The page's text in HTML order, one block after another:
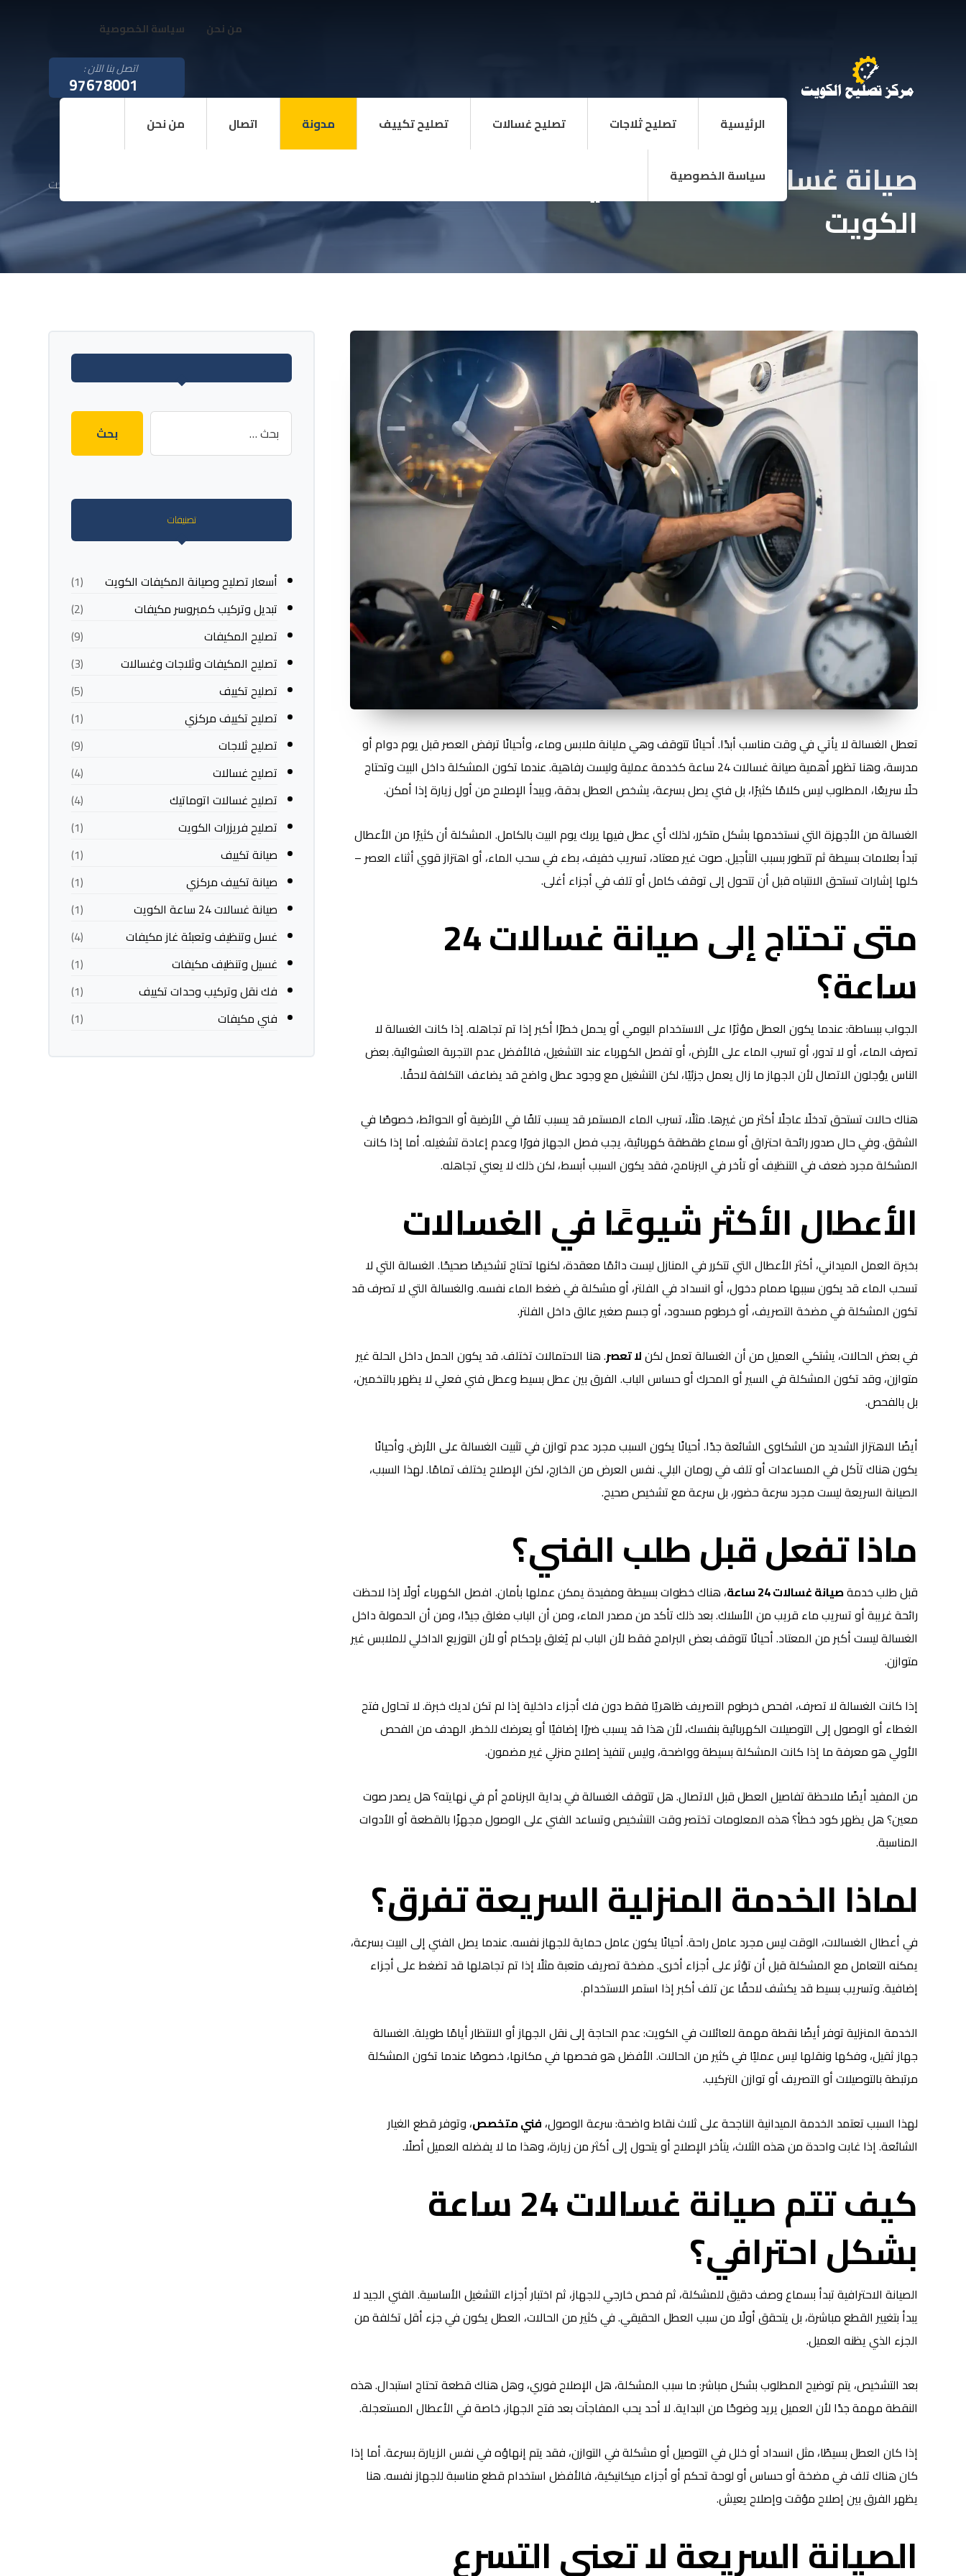
من نحن سياسة الخصوصية
اتصل بنا الآن :
97678001
الرئيسية تصليح ثلاجات تصليح غسالات تصليح تكييف مدونة اتصال من نحن
سياسة الخصوصيةصيانة غسالات 24 ساعة في
الكويت
تعطل الغسالة لا يأتي في وقت مناسب أبدًا. أحيانًا تتوقف وهي مليانة ملابس وماء، وأحيانًا ترفض العصر قبل يوم دوام أو
مدرسة، وهنا تظهر أهمية صيانة غسالات 24 ساعة كخدمة عملية وليست رفاهية. عندما تكون المشكلة داخل البيت وتحتاج
حلًا سريعًا، المطلوب ليس كلامًا كثيرًا، بل فني يصل بسرعة، يشخص العطل بدقة، ويبدأ الإصلاح من أول زيارة إذا أمكن.
الغسالة من الأجهزة التي نستخدمها بشكل متكرر، لذلك أي عطل فيها يربك يوم البيت بالكامل. المشكلة أن كثيرًا من الأعطال
تبدأ بعلامات بسيطة ثم تتطور بسبب التأجيل. صوت غير معتاد، تسريب خفيف، بطء في سحب الماء، أو اهتزاز قوي أثناء العصر –
كلها إشارات تستحق الانتباه قبل أن تتحول إلى توقف كامل أو تلف في أجزاء أغلى.
متى تحتاج إلى صيانة غسالات 24
ساعة؟
الجواب ببساطة: عندما يكون العطل مؤثرًا على الاستخدام اليومي أو يحمل خطرًا أكبر إذا تم تجاهله. إذا كانت الغسالة لا
تصرف الماء، أو لا تدور، أو تسرب الماء على الأرض، أو تفصل الكهرباء عند التشغيل، فالأفضل عدم التجربة العشوائية. بعض
الناس يؤجلون الاتصال لأن الجهاز ما زال يعمل جزئيًا، لكن التشغيل مع وجود عطل واضح قد يضاعف التكلفة لاحقًا.
هناك حالات تستحق تدخلًا عاجلًا أكثر من غيرها. مثلًا، تسرب الماء المستمر قد يسبب تلفًا في الأرضية أو الحوائط، خصوصًا في
الشقق. وفي حال صدور رائحة احتراق أو سماع طقطقة كهربائية، يجب فصل الجهاز فورًا وعدم إعادة تشغيله. أما إذا كانت
المشكلة مجرد ضعف في التنظيف أو تأخر في البرنامج، فقد يكون السبب أبسط، لكن ذلك لا يعني تجاهله.
الأعطال الأكثر شيوعًا في الغسالات
بخبرة العمل الميداني، أكثر الأعطال التي تتكرر في المنازل ليست دائمًا معقدة، لكنها تحتاج تشخيصًا صحيحًا. الغسالة التي لا
تسحب الماء قد يكون سببها صمام دخول، أو انسداد في الفلتر، أو مشكلة في ضغط الماء نفسه. والغسالة التي لا تصرف قد
تكون المشكلة في مضخة التصريف، أو خرطوم مسدود، أو جسم صغير عالق داخل الفلتر.
في بعض الحالات، يشتكي العميل من أن الغسالة تعمل لكنلا تعصر. هنا الاحتمالات تختلف. قد يكون الحمل داخل الحلة غير
متوازن، وقد تكون المشكلة في السير أو المحرك أو حساس الباب. الفرق بين عطل بسيط وعطل فني فعلي لا يظهر بالتخمين،
بل بالفحص.
أيضًا الاهتزاز الشديد من الشكاوى الشائعة جدًا. أحيانًا يكون السبب مجرد عدم توازن في تثبيت الغسالة على الأرض. وأحيانًا
يكون هناك تآكل في المساعدات أو تلف في رومان البلي. نفس العرض من الخارج، لكن الإصلاح يختلف تمامًا. لهذا السبب،
الصيانة السريعة ليست مجرد سرعة حضور، بل سرعة مع تشخيص صحيح.
ماذا تفعل قبل طلب الفني؟
قبل طلب خدمةصيانة غسالات 24 ساعة
، هناك خطوات بسيطة ومفيدة يمكن عملها بأمان. افصل الكهرباء أولًا إذا لاحظت
رائحة غريبة أو تسريب ماء قريب من الأسلاك. بعد ذلك تأكد من مصدر الماء، ومن أن الباب مغلق جيدًا، ومن أن الحمولة داخل
الغسالة ليست أكبر من المعتاد. أحيانًا تتوقف بعض البرامج فقط لأن الباب لم يُغلق بإحكام أو لأن التوزيع الداخلي للملابس غير
متوازن.
إذا كانت الغسالة لا تصرف، افحص خرطوم التصريف ظاهريًا فقط دون فك أجزاء داخلية إذا لم تكن لديك خبرة. لا تحاول فتح
الغطاء أو الوصول إلى التوصيلات الكهربائية بنفسك، لأن هذا قد يسبب ضررًا إضافيًا أو يعرضك للخطر. الهدف من الفحص
الأولي هو معرفة ما إذا كانت المشكلة بسيطة وواضحة، وليس تنفيذ إصلاح منزلي غير مضمون.
من المفيد أيضًا ملاحظة تفاصيل العطل قبل الاتصال. هل تتوقف الغسالة في بداية البرنامج أم في نهايته؟ هل يصدر صوت
معين؟ هل يظهر كود خطأ؟ هذه المعلومات تختصر وقت التشخيص وتساعد الفني على الوصول مجهزًا بالقطعة أو الأدوات
المناسبة.
لماذا الخدمة المنزلية السريعة تفرق؟
في أعطال الغسالات، الوقت ليس مجرد عامل راحة. أحيانًا يكون عامل حماية للجهاز نفسه. عندما يصل الفني إلى البيت بسرعة،
يمكنه التعامل مع المشكلة قبل أن تؤثر على أجزاء أخرى. مضخة تصريف متعبة مثلًا إذا تم تجاهلها قد تضغط على أجزاء
إضافية. وتسريب بسيط قد يكشف لاحقًا عن تلف أكبر إذا استمر الاستخدام.
الخدمة المنزلية توفر أيضًا نقطة مهمة للعائلات في الكويت: عدم الحاجة إلى نقل الجهاز أو الانتظار أيامًا طويلة. الغسالة
جهاز ثقيل، وفكها ونقلها ليس عمليًا في كثير من الحالات. الأفضل هو فحصها في مكانها، خصوصًا عندما تكون المشكلة
مرتبطة بالتوصيلات أو التصريف أو توازن التركيب.
لهذا السبب تعتمد الخدمة الميدانية الناجحة على ثلاث نقاط واضحة: سرعة الوصول، فني متخصص، وتوفر قطع الغيار
الشائعة. إذا غابت واحدة من هذه الثلاث، يتأخر الإصلاح أو يتحول إلى أكثر من زيارة، وهذا ما لا يفضله العميل أصلًا.
كيف تتم صيانة غسالات 24 ساعة
بشكل احترافي؟
الصيانة الاحترافية تبدأ بسماع وصف دقيق للمشكلة، ثم فحص خارجي للجهاز، ثم اختبار أجزاء التشغيل الأساسية. الفني الجيد لا
يبدأ بتغيير القطع مباشرة، بل يتحقق أولًا من سبب العطل الحقيقي. في كثير من الحالات، العطل يكون في جزء أقل تكلفة من
الجزء الذي يظنه العميل.
بعد التشخيص، يتم توضيح المطلوب بشكل مباشر: ما سبب المشكلة، هل الإصلاح فوري، وهل هناك قطعة تحتاج استبدال. هذه
النقطة مهمة جدًا لأن العميل يريد وضوحًا من البداية. لا أحد يحب المفاجآت بعد فتح الجهاز، خاصة في الأعطال المستعجلة.
إذا كان العطل بسيطًا، مثل انسداد أو خلل في التوصيل أو مشكلة في التوازن، فقد يتم إنهاؤه في نفس الزيارة بسرعة. أما إذا
كان هناك تلف في مضخة أو حساس أو لوحة تحكم أو أجزاء ميكانيكية، فالأفضل استخدام قطع مناسبة للجهاز نفسه. هنا
يظهر الفرق بين إصلاح مؤقت وإصلاح يعيش.
الصيانة السريعة لا تعني التسرع
تصنيفات
أسعار تصليح وصيانة المكيفات الكويت
(1)
تبديل وتركيب كمبروسر مكيفات
(2)
تصليح المكيفات
(9)
تصليح المكيفات وثلاجات وغسالات
(3)
تصليح تكييف
(5)
تصليح تكييف مركزي
(1)
تصليح ثلاجات
(9)
تصليح غسالات
(4)
تصليح غسالات اتوماتيك
(4)
تصليح فريزرات الكويت
(1)
صيانة تكييف
(1)
صيانة تكييف مركزي
(1)
صيانة غسالات 24 ساعة الكويت
(1)
غسل وتنظيف وتعبئة غاز مكيفات
(4)
غسيل وتنظيف مكيفات
(1)
فك نقل وتركيب وحدات تكييف
(1)
فني مكيفات
(1)